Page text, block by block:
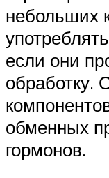
небольших
если они
обработку.
обменных
гормонов.